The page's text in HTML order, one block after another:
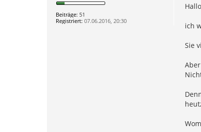
Beiträge: 51
Registriert: 07.06.2016, 20:30
t
g
ich
Sie